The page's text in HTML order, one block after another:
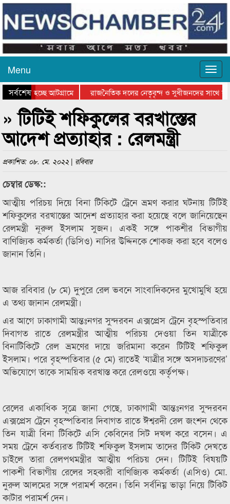
Menu
সর্বশেষহচ্ছে আটগ্রামে
রাজনৈতিক দলের নেতৃবৃন্দ ও সুধীজনদের সাথে
পুরস্কার বিতরণ সম্পন্ন
» টিটিই শফিকুলের বরখাস্তের
আদেশ প্রত্যাহার : রেলমন্ত্রী
প্রকাশিত: ০৮. মে. ২০২২ | রবিবার
চেম্বার ডেস্ক::
আত্মীয় পরিচয় দিয়ে বিনা টিকিটে ট্রেনে ভ্রমণ করার ঘটনায় টিটিই
শফিকুলের বরখাস্তের আদেশ প্রত্যাহার করা হয়েছে বলে জানিয়েছেন
রেলমন্ত্রী নূরুল ইসলাম সুজন। একই সঙ্গে পাকশীর বিভাগীয়
বাণিজ্যিক কর্মকর্তা (ডিসিও) নাসির উদ্দিনকে শোকজ করা হবে বলেও
জানান তিনি।
আজ রবিবার (৮ মে) দুপুরে রেল ভবনে সাংবাদিকদের মুখোমুখি হয়ে
এ তথ্য জানান রেলমন্ত্রী।
এর আগে ঢাকাগামী আন্তঃনগর সুন্দরবন এক্সপ্রেস ট্রেনে বৃহস্পতিবার
দিবাগত রাতে রেলমন্ত্রীর আত্মীয় পরিচয় দেওয়া তিন যাত্রীকে
বিনাটিকিটে রেল ভ্রমণের দায়ে জরিমানা করেন টিটিই শফিকুল
ইসলাম। পরে বৃহস্পতিবার (৫ মে) রাতেই ‘যাত্রীর সঙ্গে অসদাচরণের’
অভিযোগে তাকে সাময়িক বরখাস্ত করে রেলওয়ে কর্তৃপক্ষ।
রেলের একাধিক সূত্রে জানা গেছে, ঢাকাগামী আন্তঃনগর সুন্দরবন
এক্সপ্রেস ট্রেনে বৃহস্পতিবার দিবাগত রাতে ঈশ্বরদী রেল জংশন থেকে
তিন যাত্রী বিনা টিকিটে এসি কেবিনের সিট দখল করে বসেন। এ
সময় ট্রেনে কর্তব্যরত টিটিই শফিকুল ইসলাম তাদের টিকিট দেখতে
চাইলে তারা রেলপথমন্ত্রীর আত্মীয় পরিচয় দেন। টিটিই বিষয়টি
পাকশী বিভাগীয় রেলের সহকারী বাণিজ্যিক কর্মকর্তা (এসিও) মো.
নুরুল আলমের সঙ্গে পরামর্শ করেন। তিনি সর্বনিম্ন ভাড়া নিয়ে টিকিট
কাটার পরামর্শ দেন।